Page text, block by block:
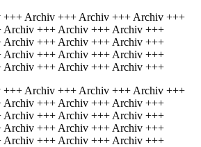
Archiv +++ Archiv +++ Archiv +++
+++ Archiv +++ Archiv +++
+++ Archiv +++ Archiv +++
+++ Archiv +++ Archiv +++
+++ Archiv +++ Archiv +++
Archiv +++ Archiv +++ Archiv +++
+++ Archiv +++ Archiv +++
+++ Archiv +++ Archiv +++
+++ Archiv +++ Archiv +++
+++ Archiv +++ Archiv +++